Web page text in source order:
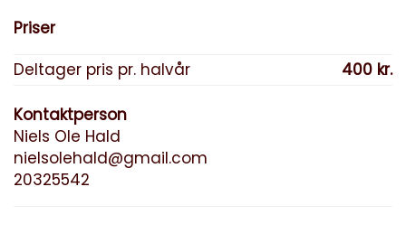
Priser
Deltager pris pr. halvår
400 kr.
Kontaktperson
Niels Ole Hald
nielsolehald@gmail.com
20325542